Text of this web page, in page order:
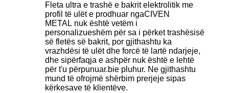
Fleta ultra e trashë e bakrit elektrolitik me
profil të ulët e prodhuar ngaCIVEN
METAL nuk është vetëm i
personalizueshëm për sa i përket trashësisë
së fletës së bakrit, por gjithashtu ka
vrazhdësi të ulët dhe forcë të lartë ndarjeje,
dhe sipërfaqja e ashpër nuk është e lehtë
për t'u përpunuar.bie pluhur. Ne gjithashtu
mund të ofrojmë shërbim prerjeje sipas
kërkesave të klientëve.